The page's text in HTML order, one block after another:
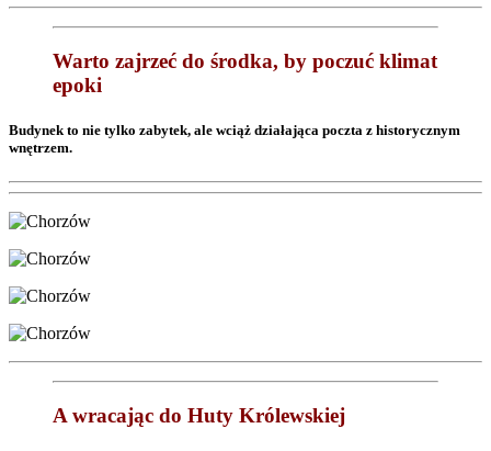
Warto zajrzeć do środka, by poczuć klimat
epoki
Budynek to nie tylko zabytek, ale wciąż działająca poczta z historycznym
wnętrzem.
A wracając do Huty Królewskiej